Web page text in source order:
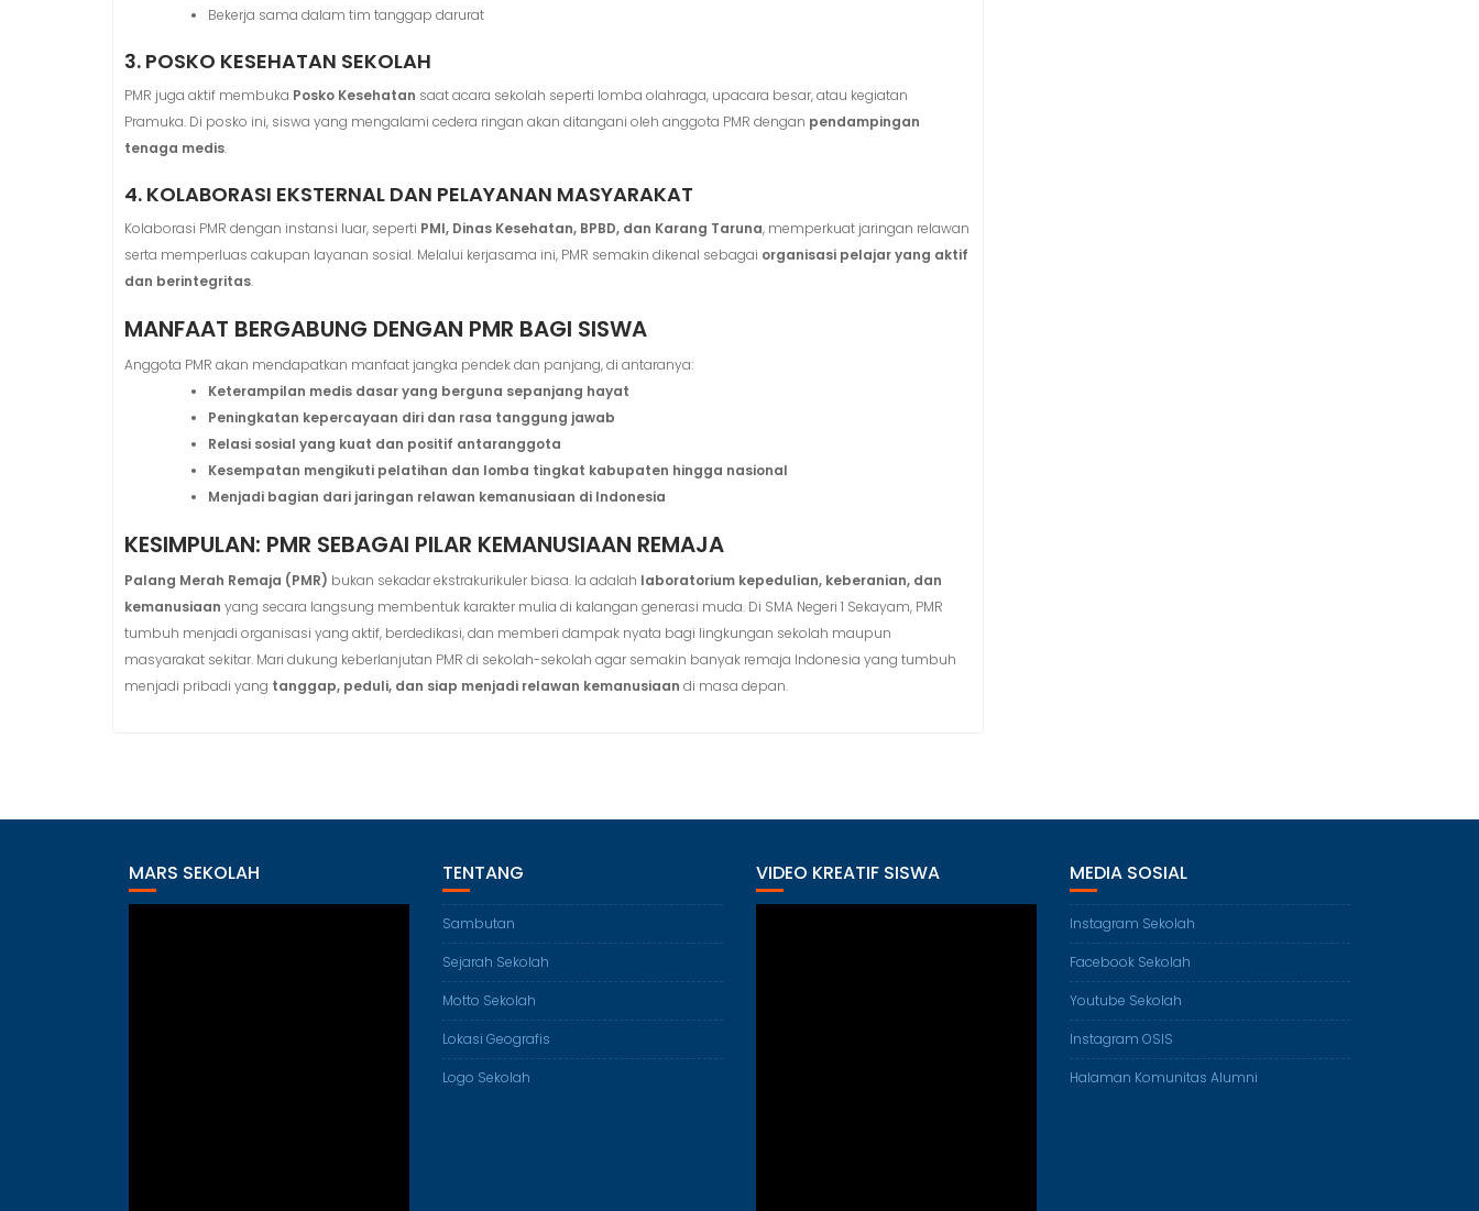
Bekerja sama dalam tim tanggap darurat
3. POSKO KESEHATAN SEKOLAH
PMR juga aktif membuka Posko Kesehatan saat acara sekolah seperti lomba olahraga, upacara besar, atau kegiatan
Pramuka. Di posko ini, siswa yang mengalami cedera ringan akan ditangani oleh anggota PMR dengan pendampingan
tenaga medis.
4. KOLABORASI EKSTERNAL DAN PELAYANAN MASYARAKAT
Kolaborasi PMR dengan instansi luar, seperti PMI, Dinas Kesehatan, BPBD, dan Karang Taruna, memperkuat jaringan relawan
serta memperluas cakupan layanan sosial. Melalui kerjasama ini, PMR semakin dikenal sebagai organisasi pelajar yang aktif
dan berintegritas.
MANFAAT BERGABUNG DENGAN PMR BAGI SISWA
Anggota PMR akan mendapatkan manfaat jangka pendek dan panjang, di antaranya:
Keterampilan medis dasar yang berguna sepanjang hayat
Peningkatan kepercayaan diri dan rasa tanggung jawab
Relasi sosial yang kuat dan positif antaranggota
Kesempatan mengikuti pelatihan dan lomba tingkat kabupaten hingga nasional
Menjadi bagian dari jaringan relawan kemanusiaan di Indonesia
KESIMPULAN: PMR SEBAGAI PILAR KEMANUSIAAN REMAJA
Palang Merah Remaja (PMR) bukan sekadar ekstrakurikuler biasa. Ia adalah laboratorium kepedulian, keberanian, dan
kemanusiaan yang secara langsung membentuk karakter mulia di kalangan generasi muda. Di SMA Negeri 1 Sekayam, PMR
tumbuh menjadi organisasi yang aktif, berdedikasi, dan memberi dampak nyata bagi lingkungan sekolah maupun
masyarakat sekitar. Mari dukung keberlanjutan PMR di sekolah-sekolah agar semakin banyak remaja Indonesia yang tumbuh
menjadi pribadi yang tanggap, peduli, dan siap menjadi relawan kemanusiaan di masa depan.
MARS SEKOLAH TENTANG
Sambutan
Sejarah Sekolah
Motto Sekolah
Lokasi Geografis
Logo Sekolah
VIDEO KREATIF SISWA MEDIA SOSIAL
Instagram Sekolah
Facebook Sekolah
Youtube Sekolah
Instagram OSIS
Halaman Komunitas Alumni